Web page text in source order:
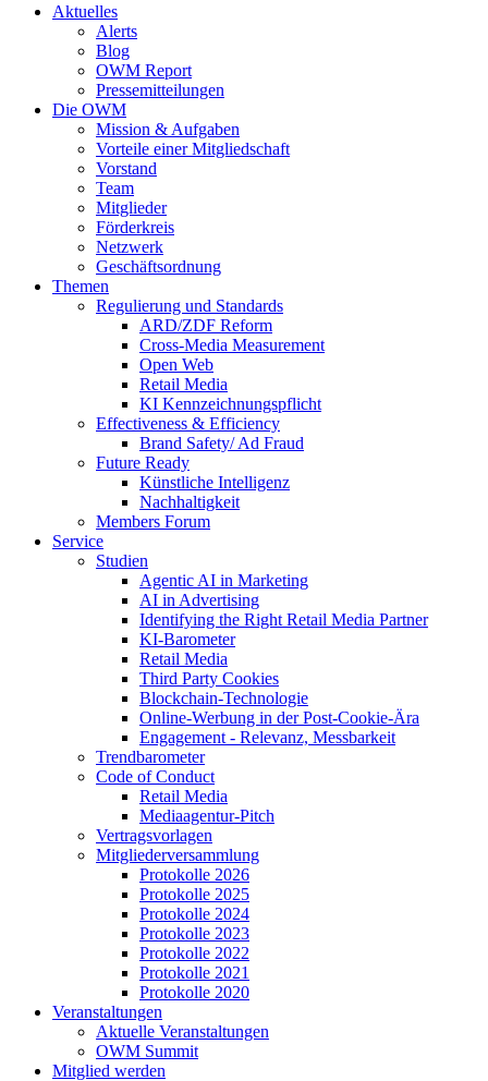
Aktuelles
Alerts
Blog
OWM Report
Pressemitteilungen
Die OWM
Mission & Aufgaben
Vorteile einer Mitgliedschaft
Vorstand
Team
Mitglieder
Förderkreis
Netzwerk
Geschäftsordnung
Themen
Regulierung und Standards
ARD/ZDF Reform
Cross-Media Measurement
Open Web
Retail Media
KI Kennzeichnungspflicht
Effectiveness & Efficiency
Brand Safety/ Ad Fraud
Future Ready
Künstliche Intelligenz
Nachhaltigkeit
Members Forum
Service
Studien
Agentic AI in Marketing
AI in Advertising
Identifying the Right Retail Media Partner
KI-Barometer
Retail Media
Third Party Cookies
Blockchain-Technologie
Online-Werbung in der Post-Cookie-Ära
Engagement - Relevanz, Messbarkeit
Trendbarometer
Code of Conduct
Retail Media
Mediaagentur-Pitch
Vertragsvorlagen
Mitgliederversammlung
Protokolle 2026
Protokolle 2025
Protokolle 2024
Protokolle 2023
Protokolle 2022
Protokolle 2021
Protokolle 2020
Veranstaltungen
Aktuelle Veranstaltungen
OWM Summit
Mitglied werden